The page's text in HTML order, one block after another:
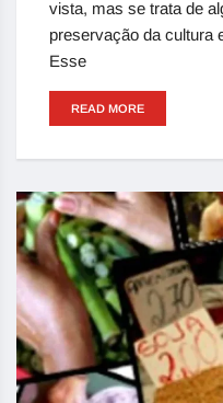
vista, mas se trata de
preservação da cultura
Esse
READ MORE